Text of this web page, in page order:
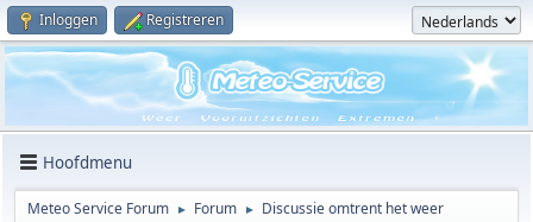
Inloggen Registreren
Hoofdmenu
Meteo Service Forum ► Forum ► Discussie omtrent het weer